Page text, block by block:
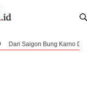
Saigon Bung Karno Datang